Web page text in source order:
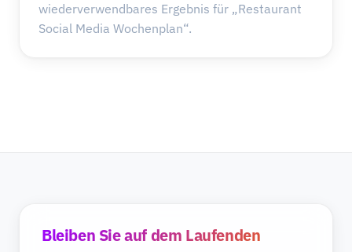
wiederverwendbares Ergebnis für „Restaurant
Social Media Wochenplan“.
Bleiben Sie auf dem Laufenden